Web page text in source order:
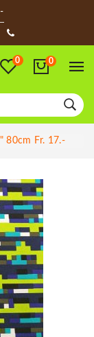
0 0
80cm Fr. 17.-